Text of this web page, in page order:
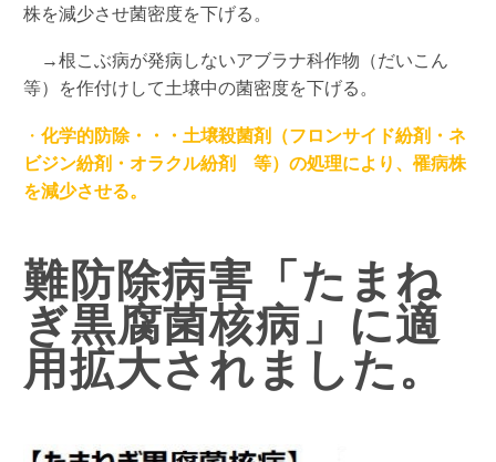
株を減少させ菌密度を下げる。
→根こぶ病が発病しないアブラナ科作物（だいこん
等）を作付けして土壌中の菌密度を下げる。
・ 化学的防除・・・土壌殺菌剤（フロンサイド紛剤・ネ
ビジン紛剤・オラクル紛剤 等）の処理により、罹病株
を減少させる。
難防除病害「たまね
ぎ黒腐菌核病」に適
用拡大されました。